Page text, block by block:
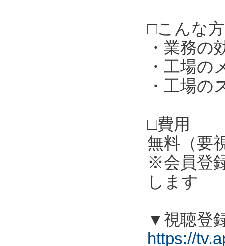
□こんな
・業務の
・工場の
・工場
□費用
無料（要
※会員登
します
▼視聴登
https://